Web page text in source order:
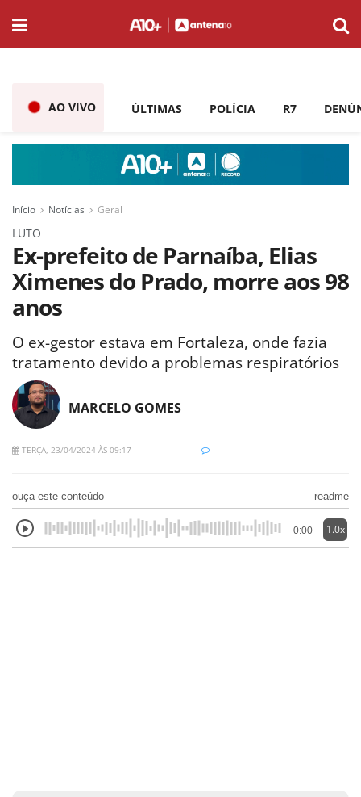
AO VIVO ÚLTIMAS POLÍCIA R7
Início Notícias Geral
LUTO
Ex-prefeito de Parnaíba, Elias
Ximenes do Prado, morre aos 98
anos
O ex-gestor estava em Fortaleza, onde fazia
tratamento devido a problemas respiratórios
MARCELO GOMES
TERÇA, 23/04/2024 ÀS 09:17
ouça este conteúdo readme
0:00 1.0x